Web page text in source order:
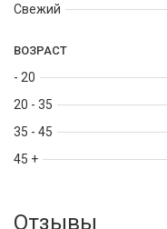
Свежий
ВОЗРАСТ
- 20
20 - 35
35 - 45
45 +
Отзывы